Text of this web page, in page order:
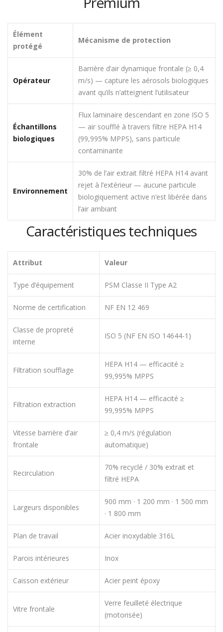
Élément
protégé
Mécanisme de protection
Opérateur
Barrière d’air dynamique frontale (≥ 0,4
m/s) — capture les aérosols biologiques
avant qu’ils n’atteignent l’utilisateur
Échantillons
biologiques
Flux laminaire descendant en zone ISO 5
— air soufflé à travers filtre HEPA H14
(99,995% MPPS), sans particule
contaminante
Environnement
30% de l’air extrait filtré HEPA H14 avant
rejet à l’extérieur — aucune particule
biologiquement active n’est libérée dans
l’air ambiant
Caractéristiques techniques
Attribut Valeur
Type d’équipement PSM Classe II Type A2
Norme de certification NF EN 12 469
Classe de propreté
interne
ISO 5 (NF EN ISO 14644-1)
Filtration soufflage
HEPA H14 — efficacité ≥
99,995% MPPS
Filtration extraction
HEPA H14 — efficacité ≥
99,995% MPPS
Vitesse barrière d’air
frontale
≥ 0,4 m/s (régulation
automatique)
Recirculation
70% recyclé / 30% extrait et
filtré HEPA
Largeurs disponibles
900 mm · 1 200 mm · 1 500 mm
· 1 800 mm
Plan de travail Acier inoxydable 316L
Parois intérieures Inox
Caisson extérieur Acier peint époxy
Vitre frontale
Verre feuilleté électrique
(motorisée)